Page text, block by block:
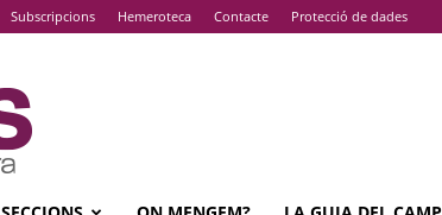
Subscripcions Hemeroteca Contacte Protecció de dades